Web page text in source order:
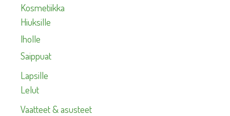
Kosmetiikka
Hiuksille
Iholle
Saippuat
Lapsille
Lelut
Vaatteet & asusteet